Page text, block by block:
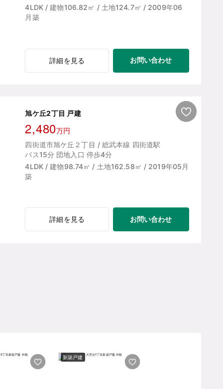
4LDK / 建物106.82㎡ / 土地124.7㎡ / 2009年06
月築
詳細を見る お問い合わせ
旭ケ丘2丁目 戸建
2,480万円
四街道市旭ケ丘２丁目 / 総武本線 四街道駅
バス15分 団地入口 停歩4分
4LDK / 建物98.74㎡ / 土地162.58㎡ / 2019年05月
築
詳細を見る お問い合わせ
新築戸建